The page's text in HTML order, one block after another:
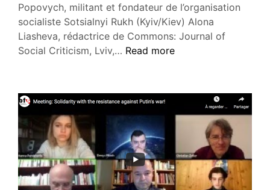
Popovych, militant et fondateur de l’organisation
socialiste Sotsialnyi Rukh (Kyiv/Kiev) Alona
Liasheva, rédactrice de Commons: Journal of
Social Criticism, Lviv,… Putin’s
opponents
and
the
Ukrainian
resistance
Read more